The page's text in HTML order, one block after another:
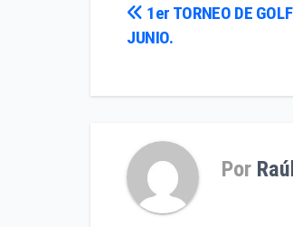
Navegación
entradas
1er TORNEO DE
JUNIO.
Por